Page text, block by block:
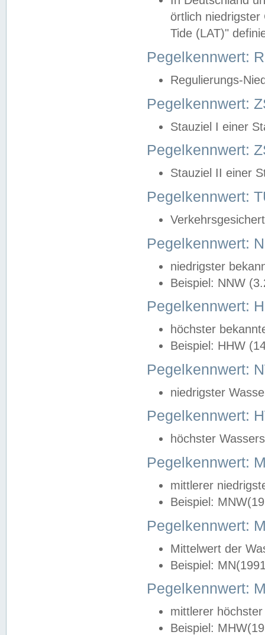
örtlich
Tide (LAT)"
Pegelkennwert:
Regulierungs-
Pegelkennwert:
Stauziel I einer
Pegelkennwert:
Stauziel II einer
Pegelkennwert:
Pegelkennwert:
niedrigster
Beispiel: NNW
Pegelkennwert:
höchster
Beispiel: HHW
Pegelkennwert:
niedrigster
Pegelkennwert:
höchster
Pegelkennwert:
mittlerer
Beispiel:
Pegelkennwert:
Mittelwert der
Beispiel:
Pegelkennwert:
mittlerer
Beispiel: